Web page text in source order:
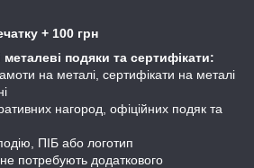
+ 100 грн
подяки та сертифікати:
на металі, сертифікати на металі
нагород, офіційних подяк та
ПІБ або логотип
потребують додаткового